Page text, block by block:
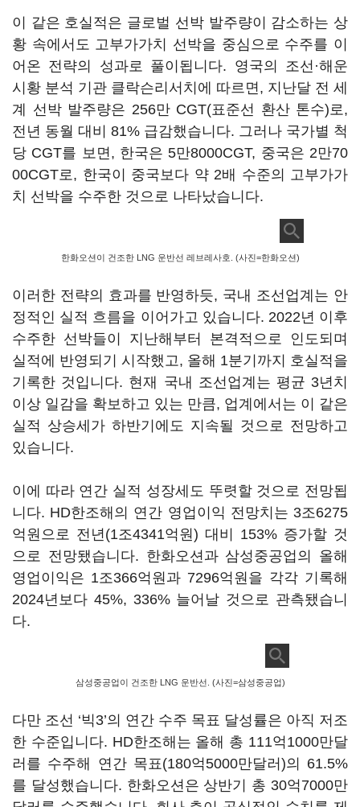
이 같은 호실적은 글로벌 선박 발주량이 감소하는 상
황 속에서도 고부가가치 선박을 중심으로 수주를 이
어온 전략의 성과로 풀이됩니다. 영국의 조선·해운
시황 분석 기관 클락슨리서치에 따르면, 지난달 전 세
계 선박 발주량은 256만 CGT(표준선 환산 톤수)로,
전년 동월 대비 81% 급감했습니다. 그러나 국가별 척
당 CGT를 보면, 한국은 5만8000CGT, 중국은 2만70
00CGT로, 한국이 중국보다 약 2배 수준의 고부가가
치 선박을 수주한 것으로 나타났습니다.
한화오션이 건조한 LNG 운반선 레브레사호. (사진=한화오션)
이러한 전략의 효과를 반영하듯, 국내 조선업계는 안
정적인 실적 흐름을 이어가고 있습니다. 2022년 이후
수주한 선박들이 지난해부터 본격적으로 인도되며
실적에 반영되기 시작했고, 올해 1분기까지 호실적을
기록한 것입니다. 현재 국내 조선업계는 평균 3년치
이상 일감을 확보하고 있는 만큼, 업계에서는 이 같은
실적 상승세가 하반기에도 지속될 것으로 전망하고
있습니다.
이에 따라 연간 실적 성장세도 뚜렷할 것으로 전망됩
니다. HD한조해의 연간 영업이익 전망치는 3조6275
억원으로 전년(1조4341억원) 대비 153% 증가할 것
으로 전망됐습니다. 한화오션과 삼성중공업의 올해
영업이익은 1조366억원과 7296억원을 각각 기록해
2024년보다 45%, 336% 늘어날 것으로 관측됐습니
다.
삼성중공업이 건조한 LNG 운반선. (사진=삼성중공업)
다만 조선 ‘빅3’의 연간 수주 목표 달성률은 아직 저조
한 수준입니다. HD한조해는 올해 총 111억1000만달
러를 수주해 연간 목표(180억5000만달러)의 61.5%
를 달성했습니다. 한화오션은 상반기 총 30억7000만